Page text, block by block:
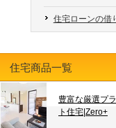
住宅ローンの借
住宅商品一覧
豊富な厳選プ
ト住宅|Zero+